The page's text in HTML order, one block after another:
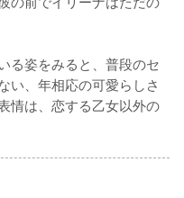
る姿をみると、普段のセ
い、年相応の可愛らしさ
情は、恋する乙女以外の